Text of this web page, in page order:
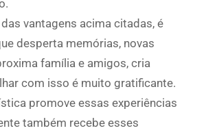
vantagens acima citadas, é
desperta memórias, novas
família e amigos, cria
com isso é muito gratificante.
promove essas experiências
também recebe esses